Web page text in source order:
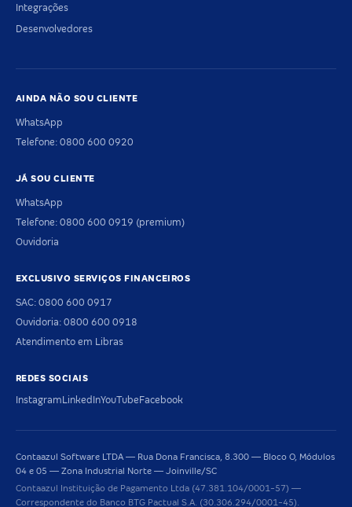
Integrações
Desenvolvedores
AINDA NÃO SOU CLIENTE
WhatsApp
Telefone: 0800 600 0920
JÁ SOU CLIENTE
WhatsApp
Telefone: 0800 600 0919 (premium)
Ouvidoria
EXCLUSIVO SERVIÇOS FINANCEIROS
SAC: 0800 600 0917
Ouvidoria: 0800 600 0918
Atendimento em Libras
REDES SOCIAIS
InstagramLinkedInYouTubeFacebook
Contaazul Software LTDA — Rua Dona Francisca, 8.300 — Bloco O, Módulos
04 e 05 — Zona Industrial Norte — Joinville/SC
Contaazul Instituição de Pagamento Ltda (47.381.104/0001-57) —
Correspondente do Banco BTG Pactual S.A. (30.306.294/0001-45).